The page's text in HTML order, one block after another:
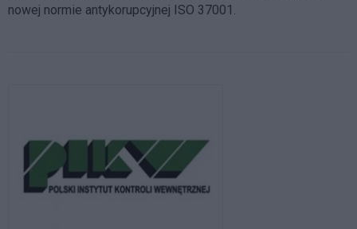
nowej normie antykorupcyjnej ISO 37001.